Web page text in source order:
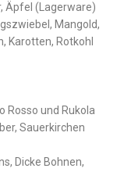
Äpfel (Lagerware)
Mangold,
Karotten, Rotkohl
Rosso und Rukola
Sauerkirchen
Dicke Bohnen,